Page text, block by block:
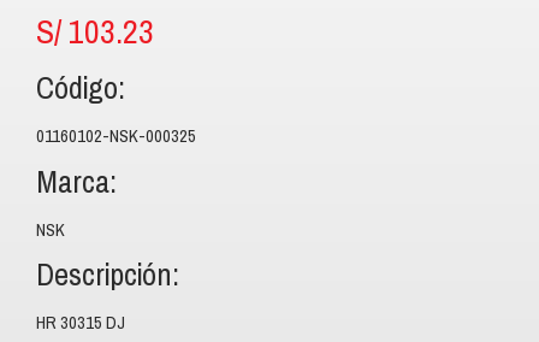
S/103.23
Código:
01160102-NSK-000325
Marca:
NSK
Descripción:
HR 30315 DJ